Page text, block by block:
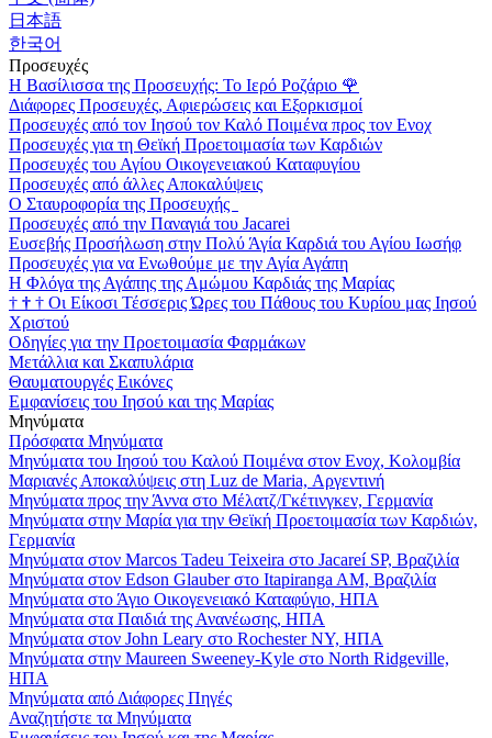
日本語
한국어
Προσευχές
Η Βασίλισσα της Προσευχής: Το Ιερό Ροζάριο 🌹
Διάφορες Προσευχές, Αφιερώσεις και Εξορκισμοί
Προσευχές από τον Ιησού τον Καλό Ποιμένα προς τον Ενοχ
Προσευχές για τη Θεϊκή Προετοιμασία των Καρδιών
Προσευχές του Αγίου Οικογενειακού Καταφυγίου
Προσευχές από άλλες Αποκαλύψεις
Ο Σταυροφορία της Προσευχής
Προσευχές από την Παναγιά του Jacarei
Ευσεβής Προσήλωση στην Πολύ Άγία Καρδιά του Αγίου Ιωσήφ
Προσευχές για να Ενωθούμε με την Αγία Αγάπη
Η Φλόγα της Αγάπης της Αμώμου Καρδιάς της Μαρίας
† † † Οι Είκοσι Τέσσερις Ώρες του Πάθους του Κυρίου μας Ιησού
Χριστού
Οδηγίες για την Προετοιμασία Φαρμάκων
Μετάλλια και Σκαπυλάρια
Θαυματουργές Εικόνες
Εμφανίσεις του Ιησού και της Μαρίας
Μηνύματα
Πρόσφατα Μηνύματα
Μηνύματα του Ιησού του Καλού Ποιμένα στον Ενοχ, Κολομβία
Μαριανές Αποκαλύψεις στη Luz de Maria, Αργεντινή
Μηνύματα προς την Άννα στο Μέλατζ/Γκέτινγκεν, Γερμανία
Μηνύματα στην Μαρία για την Θεϊκή Προετοιμασία των Καρδιών,
Γερμανία
Μηνύματα στον Marcos Tadeu Teixeira στο Jacareí SP, Βραζιλία
Μηνύματα στον Edson Glauber στο Itapiranga AM, Βραζιλία
Μηνύματα στο Άγιο Οικογενειακό Καταφύγιο, ΗΠΑ
Μηνύματα στα Παιδιά της Ανανέωσης, ΗΠΑ
Μηνύματα στον John Leary στο Rochester NY, ΗΠΑ
Μηνύματα στην Maureen Sweeney-Kyle στο North Ridgeville,
ΗΠΑ
Μηνύματα από Διάφορες Πηγές
Αναζητήστε τα Μηνύματα